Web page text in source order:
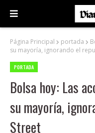
Página Principal portada
su mayoría, ignorando el
PORTADA
Bolsa hoy: Las
su mayoría,
Street